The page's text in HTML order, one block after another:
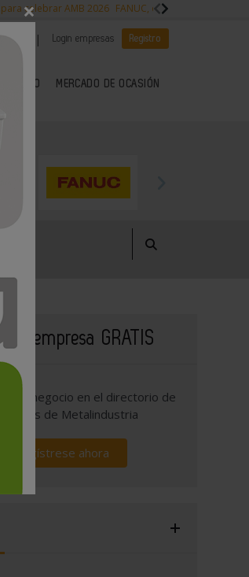
celebrar AMB 2026 FANUC, colaboración con
| Login empresas Registro
KIOSCO MERCADO DE OCASIÓN
su empresa GRATIS
su negocio en el directorio de
de Metalindustria
Regístrese ahora
×